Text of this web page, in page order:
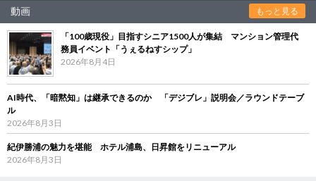
動画 もっと見る
「100歳現役」目指すシニア1500人が集結 マンション管理代
務員イベント「うぇるねすシップ」
2026年8月4日
AI時代、「暗黙知」は継承できるのか 「デジブレ」説明会／ラウンドテーブ
ル
2026年8月3日
紀伊勝浦の魅力を堪能 ホテル浦島、日昇館をリニューアル
2026年8月3日